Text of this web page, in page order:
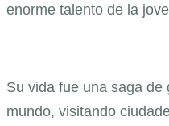
enorme talento de la
Su vida fue una saga de
mundo, visitando